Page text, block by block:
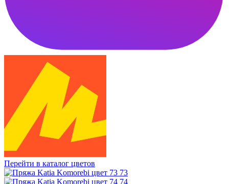
Перейти в каталог цветов
73
74